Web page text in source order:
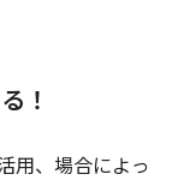
！
用、場合によっ